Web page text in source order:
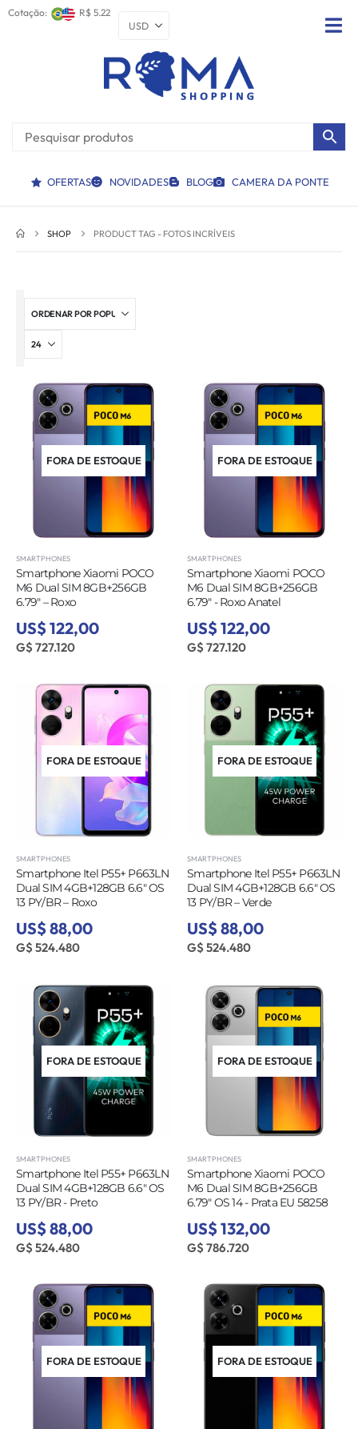
Cotação: R$ 5.22
OFERTAS NOVIDADES BLOG CAMERA DA PONTE
SHOP PRODUCT TAG - FOTOS INCRÍVEIS
FORA DE ESTOQUE
SMARTPHONES
Smartphone Xiaomi POCO
M6 Dual SIM 8GB+256GB
6.79″ – Roxo
US$ 122,00
G$ 727.120
FORA DE ESTOQUE
SMARTPHONES
Smartphone Xiaomi POCO
M6 Dual SIM 8GB+256GB
6.79″ - Roxo Anatel
US$ 122,00
G$ 727.120
FORA DE ESTOQUE
SMARTPHONES
Smartphone Itel P55+ P663LN
Dual SIM 4GB+128GB 6.6″ OS
13 PY/BR – Roxo
US$ 88,00
G$ 524.480
FORA DE ESTOQUE
SMARTPHONES
Smartphone Itel P55+ P663LN
Dual SIM 4GB+128GB 6.6″ OS
13 PY/BR – Verde
US$ 88,00
G$ 524.480
FORA DE ESTOQUE
SMARTPHONES
Smartphone Itel P55+ P663LN
Dual SIM 4GB+128GB 6.6″ OS
13 PY/BR - Preto
US$ 88,00
G$ 524.480
FORA DE ESTOQUE
SMARTPHONES
Smartphone Xiaomi POCO
M6 Dual SIM 8GB+256GB
6.79″ OS 14 - Prata EU 58258
US$ 132,00
G$ 786.720
FORA DE ESTOQUE FORA DE ESTOQUE